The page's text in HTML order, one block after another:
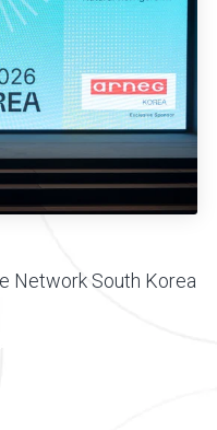
Network South Korea